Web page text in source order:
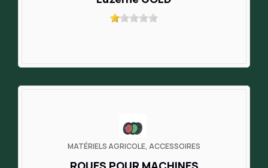
MATÉRIELS AGRICOLE, ACCESSOIRES